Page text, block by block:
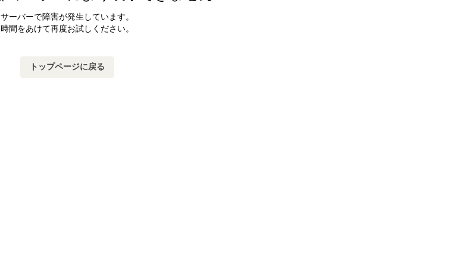
サーバーで障害が発生しています。
時間をあけて再度お試しください。
トップページに戻る